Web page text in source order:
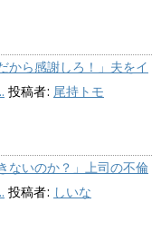
から感謝しろ！」夫をイ
投稿者: 尾持トモ
ないのか？」上司の不倫
投稿者: しいな